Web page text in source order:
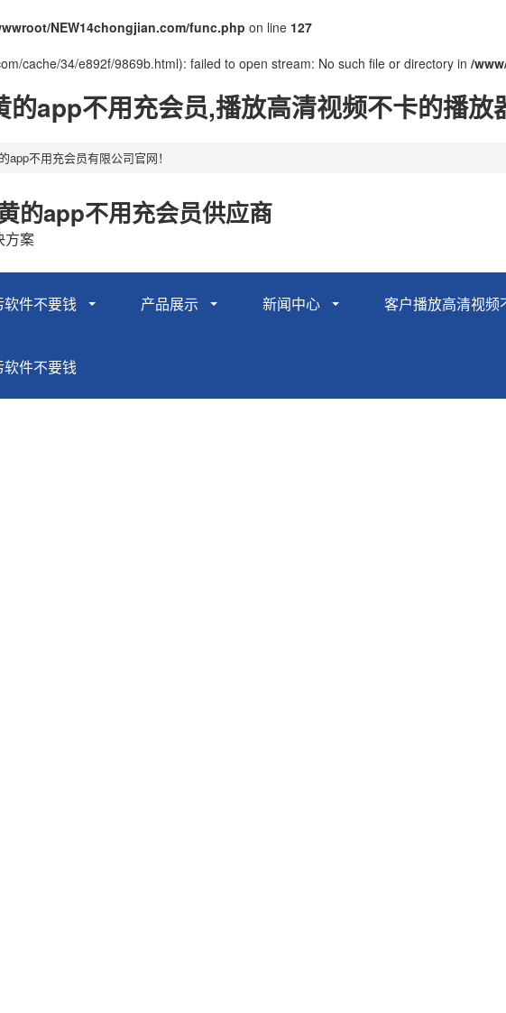
NEW14chongjian.com/func.php on line 127
cache/34/e892f/9869b.html): failed to open stream: No such file or directory in /
app不用充会员,播放高清视频不卡的播
不用充会员有限公司官网！
的app不用充会员供应商
方案
件不要钱 产品展示 新闻中心 客户播放高清视频
件不要钱